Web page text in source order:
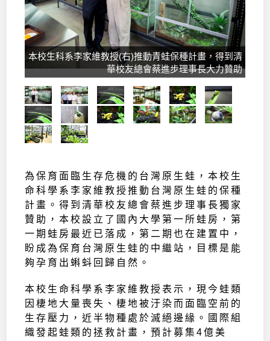
本校生科系李家維教授(右)推動青蛙保種計畫，得到清
華校友總會蔡進步理事長大力贊助
為保育面臨生存危機的台灣原生蛙，本校生
命科學系李家維教授推動台灣原生蛙的保種
計畫。得到清華校友總會蔡進步理事長獨家
贊助，本校設立了國內大學第一所蛙房，第
一期蛙房最近已落成，第二期也在建置中，
盼成為保育台灣原生蛙的中繼站，目標是能
夠孕育出蝌蚪回歸自然。
本校生命科學系李家維教授表示，現今蛙類
因棲地大量喪失、棲地被汙染而面臨空前的
生存壓力，近半物種處於滅絕邊緣。國際組
織發起蛙類的拯救計畫，預計募集4億美